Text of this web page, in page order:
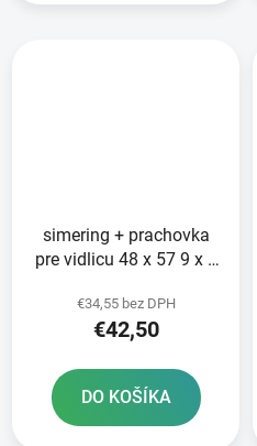
simering + prachovka
pre vidlicu 48 x 57 9 x 9
zeleno-červená
€34,55 bez DPH
€42,50
DO KOŠÍKA